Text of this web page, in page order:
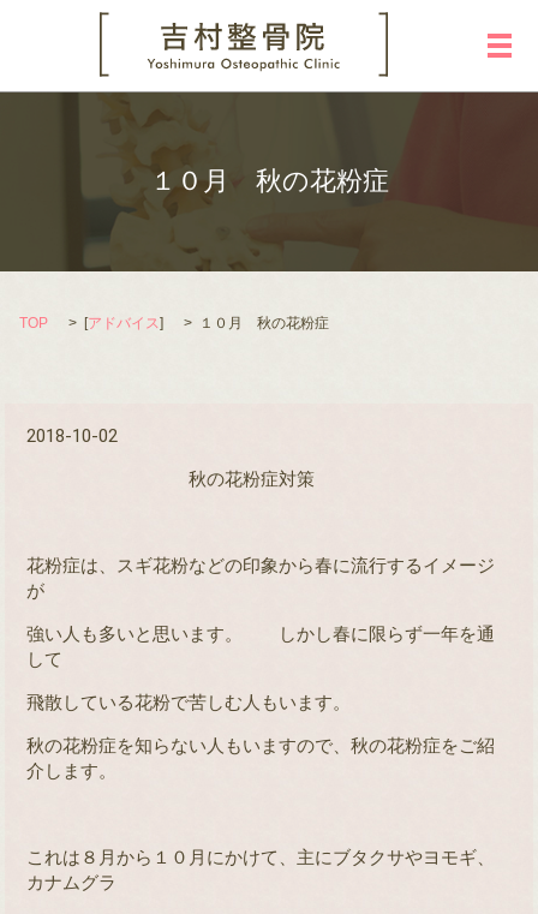
メ
１０月 秋の花粉症
TOP [アドバイス] １０月 秋の花粉症
2018-10-02
秋の花粉症対策
花粉症は、スギ花粉などの印象から春に流行するイメージ
が
強い人も多いと思います。 しかし春に限らず一年を通
して
飛散している花粉で苦しむ人もいます。
秋の花粉症を知らない人もいますので、秋の花粉症をご紹
介します。
これは８月から１０月にかけて、主にブタクサやヨモギ、
カナムグラ